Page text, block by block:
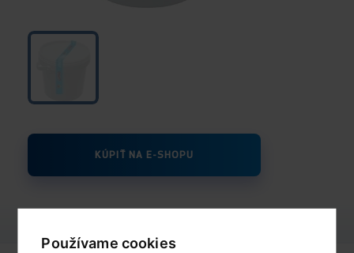
Používame cookies
KÚPIŤ NA E-SHOPU